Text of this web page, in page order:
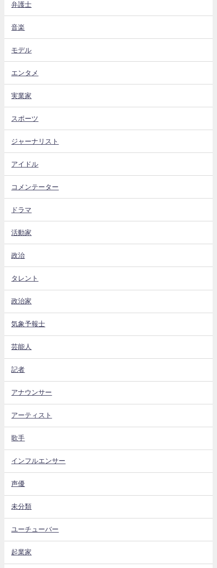
弁護士
音楽
モデル
エンタメ
実業家
スポーツ
ジャーナリスト
アイドル
コメンテーター
ドラマ
活動家
政治
タレント
政治家
気象予報士
芸能人
記者
アナウンサー
アーティスト
歌手
インフルエンサー
声優
未分類
ユーチューバー
起業家